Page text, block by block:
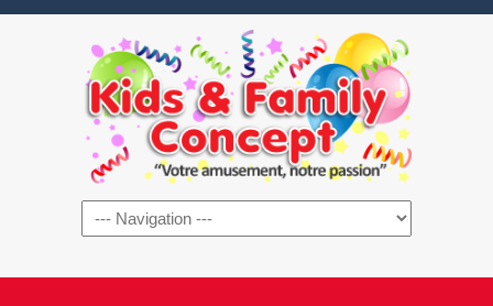
Navigation